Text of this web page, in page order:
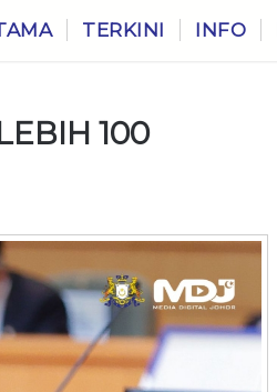
TERKINI INFO
100